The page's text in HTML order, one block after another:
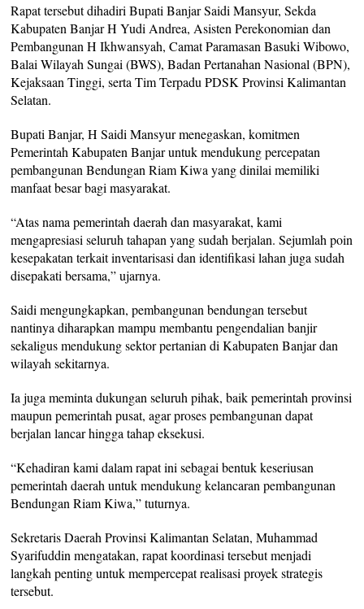
Rapat tersebut dihadiri Bupati Banjar Saidi Mansyur, Sekda
Kabupaten Banjar H Yudi Andrea, Asisten Perekonomian dan
Pembangunan H Ikhwansyah, Camat Paramasan Basuki Wibowo,
Balai Wilayah Sungai (BWS), Badan Pertanahan Nasional (BPN),
Kejaksaan Tinggi, serta Tim Terpadu PDSK Provinsi Kalimantan
Selatan.
Bupati Banjar, H Saidi Mansyur menegaskan, komitmen
Pemerintah Kabupaten Banjar untuk mendukung percepatan
pembangunan Bendungan Riam Kiwa yang dinilai memiliki
manfaat besar bagi masyarakat.
“Atas nama pemerintah daerah dan masyarakat, kami
mengapresiasi seluruh tahapan yang sudah berjalan. Sejumlah poin
kesepakatan terkait inventarisasi dan identifikasi lahan juga sudah
disepakati bersama,” ujarnya.
Saidi mengungkapkan, pembangunan bendungan tersebut
nantinya diharapkan mampu membantu pengendalian banjir
sekaligus mendukung sektor pertanian di Kabupaten Banjar dan
wilayah sekitarnya.
Ia juga meminta dukungan seluruh pihak, baik pemerintah provinsi
maupun pemerintah pusat, agar proses pembangunan dapat
berjalan lancar hingga tahap eksekusi.
“Kehadiran kami dalam rapat ini sebagai bentuk keseriusan
pemerintah daerah untuk mendukung kelancaran pembangunan
Bendungan Riam Kiwa,” tuturnya.
Sekretaris Daerah Provinsi Kalimantan Selatan, Muhammad
Syarifuddin mengatakan, rapat koordinasi tersebut menjadi
langkah penting untuk mempercepat realisasi proyek strategis
tersebut.